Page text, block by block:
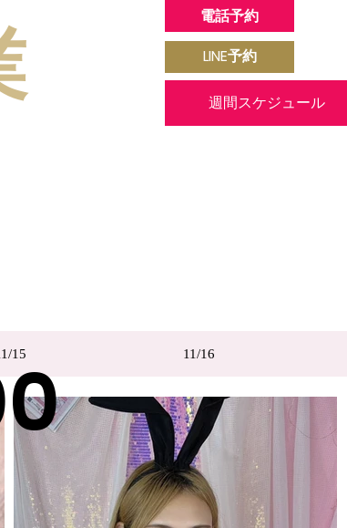
電話予約
LINE予約
週間スケジュール
15 11/16